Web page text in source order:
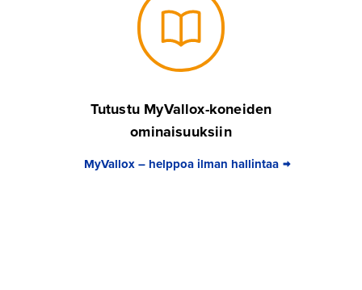
Tutustu MyVallox-koneiden
ominaisuuksiin
MyVallox – helppoa ilman hallintaa